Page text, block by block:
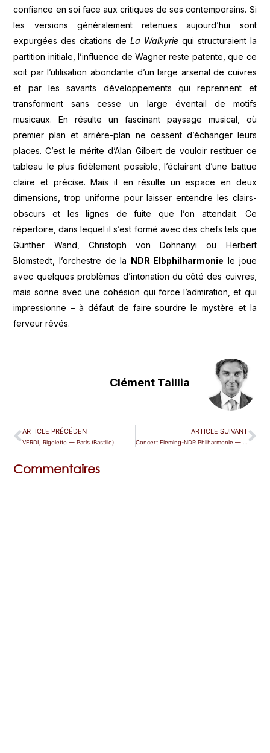
confiance en soi face aux critiques de ses contemporains. Si
les versions généralement retenues aujourd’hui sont
expurgées des citations de La Walkyrie qui structuraient la
partition initiale, l’influence de Wagner reste patente, que ce
soit par l’utilisation abondante d’un large arsenal de cuivres
et par les savants développements qui reprennent et
transforment sans cesse un large éventail de motifs
musicaux. En résulte un fascinant paysage musical, où
premier plan et arrière-plan ne cessent d’échanger leurs
places. C’est le mérite d’Alan Gilbert de vouloir restituer ce
tableau le plus fidèlement possible, l’éclairant d’une battue
claire et précise. Mais il en résulte un espace en deux
dimensions, trop uniforme pour laisser entendre les clairs-
obscurs et les lignes de fuite que l’on attendait. Ce
répertoire, dans lequel il s’est formé avec des chefs tels que
Günther Wand, Christoph von Dohnanyi ou Herbert
Blomstedt, l’orchestre de la
NDR Elbphilharmonie le joue
avec quelques problèmes d’intonation du côté des cuivres,
mais sonne avec une cohésion qui force l’admiration, et qui
impressionne – à défaut de faire sourdre le mystère et la
ferveur rêvés.
Clément Taillia
ARTICLE PRÉCÉDENT
VERDI, Rigoletto — Paris (Bastille)
ARTICLE SUIVANT
Commentaires